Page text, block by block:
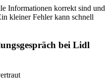
Informationen korrekt sind und
kleiner Fehler kann schnell
bei Lidl